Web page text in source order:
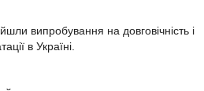
випробування на довговічність і
в Україні.